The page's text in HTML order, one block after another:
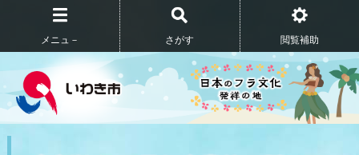
メニュ－ さがす 閲覧補助